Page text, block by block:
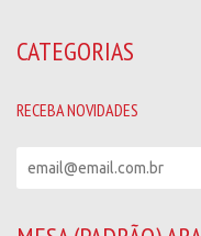
CATEGORIAS
RECEBA NOVIDADES